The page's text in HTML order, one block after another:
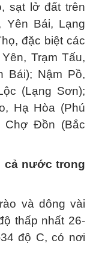
sạt lở đất trên
Yên Bái, Lạng
đặc biệt các
Trạm Tấu,
Bái); Nậm Pồ,
(Lạng Sơn);
Hạ Hòa (Phú
Chợ Đồn (Bắc
cả nước trong
và dông vài
thấp nhất 26-
độ C, có nơi